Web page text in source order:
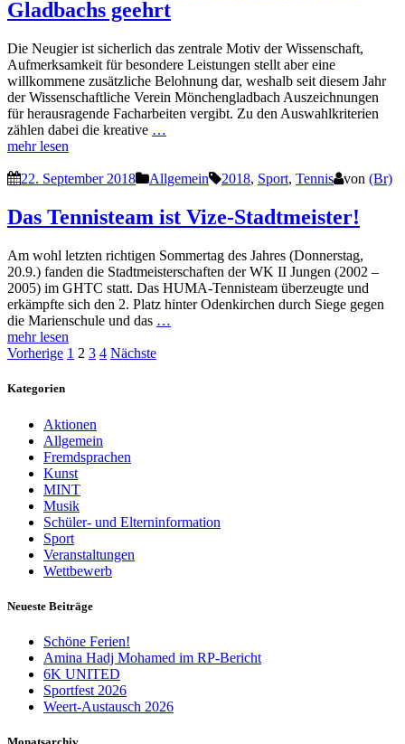
Gladbachs geehrt
Die Neugier ist sicherlich das zentrale Motiv der Wissenschaft,
Aufmerksamkeit für besondere Leistungen stellt aber eine
willkommene zusätzliche Belohnung dar, weshalb seit diesem Jahr
der Wissenschaftliche Verein Mönchengladbach Auszeichnungen
für herausragende Facharbeiten vergibt. Zu den Auswahlkriterien
zählen dabei die kreative …
mehr lesen
22. September 2018 Allgemein 2018, Sport, Tennis von (Br)
Das Tennisteam ist Vize-Stadtmeister!
Am wohl letzten richtigen Sommertag des Jahres (Donnerstag,
20.9.) fanden die Stadtmeisterschaften der WK II Jungen (2002 –
2005) im GHTC statt. Das HUMA-Tennisteam überzeugte und
erkämpfte sich den 2. Platz hinter Odenkirchen durch Siege gegen
die Marienschule und das …
mehr lesen
Seitennummerierung
der
Vorherige 1 2 3 4 Nächste
Kategorien
Aktionen
Allgemein
Fremdsprachen
Kunst
MINT
Musik
Schüler- und Elterninformation
Sport
Veranstaltungen
Wettbewerb
Neueste Beiträge
Schöne Ferien!
Amina Hadj Mohamed im RP-Bericht
6K UNITED
Sportfest 2026
Weert-Austausch 2026